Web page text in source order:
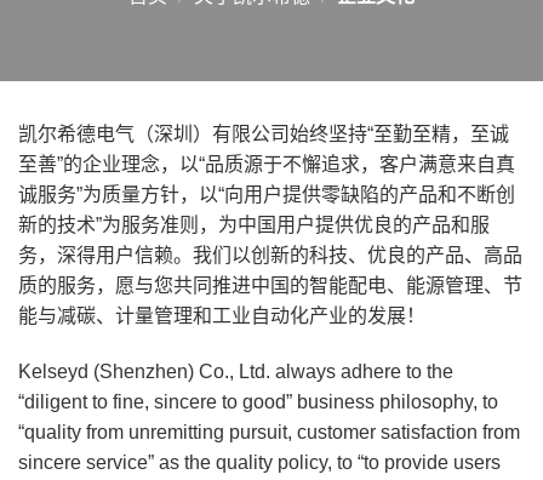
凯尔希德电气（深圳）有限公司始终坚持“至勤至精，至诚
至善”的企业理念，以“品质源于不懈追求，客户满意来自真
诚服务”为质量方针，以“向用户提供零缺陷的产品和不断创
新的技术”为服务准则，为中国用户提供优良的产品和服
务，深得用户信赖。我们以创新的科技、优良的产品、高品
质的服务，愿与您共同推进中国的智能配电、能源管理、节
能与减碳、计量管理和工业自动化产业的发展！
Kelseyd (Shenzhen) Co., Ltd. always adhere to the
“diligent to fine, sincere to good” business philosophy, to
“quality from unremitting pursuit, customer satisfaction from
sincere service” as the quality policy, to “to provide users